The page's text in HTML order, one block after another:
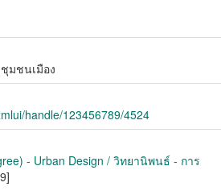
มชนเมือง
handle/123456789/4524
- Urban Design / วิทยานิพนธ์ - การ